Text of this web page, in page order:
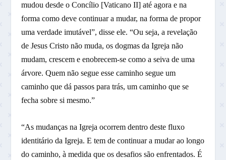
mudou desde o Concílio [Vaticano II] até agora e na
forma como deve continuar a mudar, na forma de propor
uma verdade imutável”, disse ele. “Ou seja, a revelação
de Jesus Cristo não muda, os dogmas da Igreja não
mudam, crescem e enobrecem-se como a seiva de uma
árvore. Quem não segue esse caminho segue um
caminho que dá passos para trás, um caminho que se
fecha sobre si mesmo.”
“As mudanças na Igreja ocorrem dentro deste fluxo
identitário da Igreja. E tem de continuar a mudar ao longo
do caminho, à medida que os desafios são enfrentados. É